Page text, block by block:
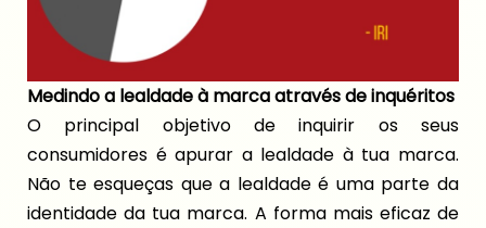
Medindo a lealdade à marca através de inquéritos
O principal objetivo de inquirir os seus
consumidores é apurar a lealdade à tua marca.
Não te esqueças que a lealdade é uma parte da
identidade da tua marca. A forma mais eficaz de